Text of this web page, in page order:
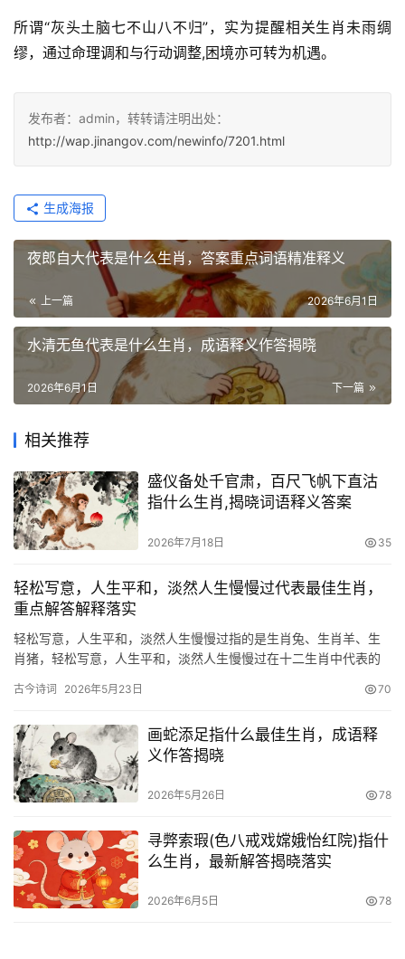
所谓“灰头土脑七不山八不归”，实为提醒相关生肖未雨绸
缪，通过命理调和与行动调整,困境亦可转为机遇。
发布者：admin，转转请注明出处：
http://wap.jinangov.com/newinfo/7201.html
生成海报
夜郎自大代表是什么生肖，答案重点词语精准释义
上一篇 2026年6月1日
水清无鱼代表是什么生肖，成语释义作答揭晓
下一篇
2026年6月1日
相关推荐
盛仪备处千官肃，百尺飞帆下直沽
指什么生肖,揭晓词语释义答案
2026年7月18日 35
轻松写意，人生平和，淡然人生慢慢过代表最佳生肖，
重点解答解释落实
轻松写意，人生平和，淡然人生慢慢过指的是生肖兔、生肖羊、生
肖猪，轻松写意，人生平和，淡然人生慢慢过在十二生肖中代表的
古今诗词 2026年5月23日 70
画蛇添足指什么最佳生肖，成语释
义作答揭晓
2026年5月26日 78
寻弊索瑕(色八戒戏嫦娥怡红院)指什
么生肖，最新解答揭晓落实
2026年6月5日 78